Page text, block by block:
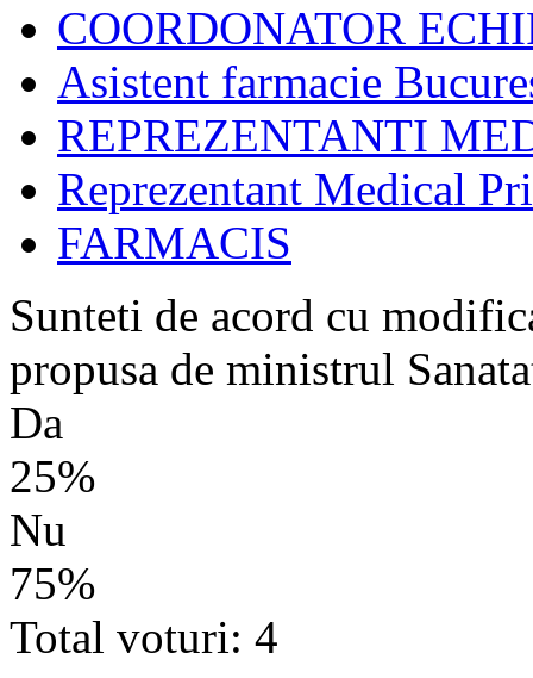
COORDONATOR
Asistent farmacie
REPREZENTANTI
Reprezentant Medical
FARMACIS
Sunteti de acord cu
propusa de ministrul
Da
25%
Nu
75%
Total voturi: 4